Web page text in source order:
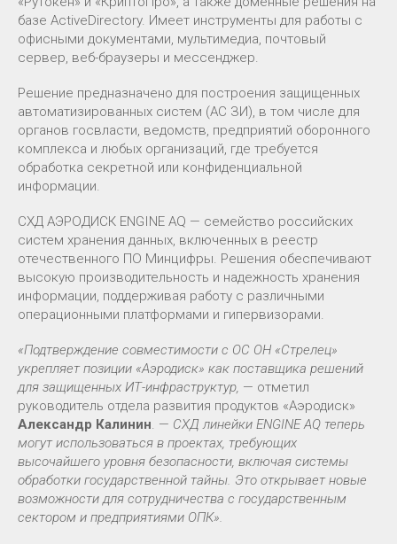
базе ActiveDirectory. Имеет инструменты для работы с
офисными документами, мультимедиа, почтовый
сервер, веб-браузеры и мессенджер.
Решение предназначено для построения защищенных
автоматизированных систем (АС ЗИ), в том числе для
органов госвласти, ведомств, предприятий оборонного
комплекса и любых организаций, где требуется
обработка секретной или конфиденциальной
информации.
СХД АЭРОДИСК ENGINE AQ — семейство российских
систем хранения данных, включенных в реестр
отечественного ПО Минцифры. Решения обеспечивают
высокую производительность и надежность хранения
информации, поддерживая работу с различными
операционными платформами и гипервизорами.
«Подтверждение совместимости с ОС ОН «Стрелец»
укрепляет позиции «Аэродиск» как поставщика решений
для защищенных ИТ-инфраструктур, — отметил
руководитель отдела развития продуктов «Аэродиск»
Александр Калинин. — СХД линейки ENGINE AQ теперь
могут использоваться в проектах, требующих
высочайшего уровня безопасности, включая системы
обработки государственной тайны. Это открывает новые
возможности для сотрудничества с государственным
сектором и предприятиями ОПК».